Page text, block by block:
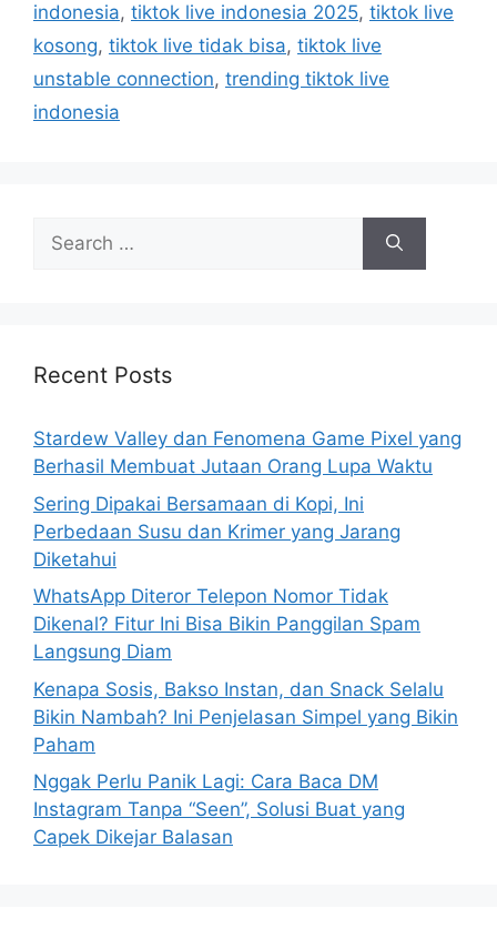
indonesia, tiktok live indonesia 2025, tiktok live
kosong, tiktok live tidak bisa, tiktok live
unstable connection, trending tiktok live
indonesia
h
r
:
Recent Posts
Stardew Valley dan Fenomena Game Pixel yang
Berhasil Membuat Jutaan Orang Lupa Waktu
Sering Dipakai Bersamaan di Kopi, Ini
Perbedaan Susu dan Krimer yang Jarang
Diketahui
WhatsApp Diteror Telepon Nomor Tidak
Dikenal? Fitur Ini Bisa Bikin Panggilan Spam
Langsung Diam
Kenapa Sosis, Bakso Instan, dan Snack Selalu
Bikin Nambah? Ini Penjelasan Simpel yang Bikin
Paham
Nggak Perlu Panik Lagi: Cara Baca DM
Instagram Tanpa “Seen”, Solusi Buat yang
Capek Dikejar Balasan